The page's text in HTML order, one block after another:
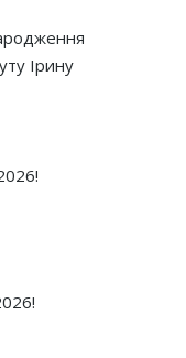
Ірину